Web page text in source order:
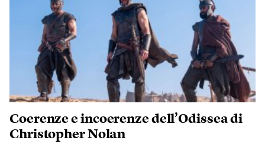
Coerenze e incoerenze dell’Odissea di
Christopher Nolan